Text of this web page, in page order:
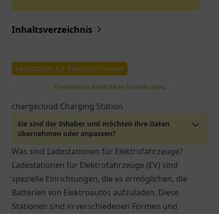
Inhaltsverzeichnis
Ladestation für Elektrofahrzeuge
KI generierter Inhalt (klicke für mehr Infos)
chargecloud Charging Station
Sie sind der Inhaber und möchten ihre Daten
übernehmen oder anpassen?
Was sind Ladestationen für Elektrofahrzeuge?
Ladestationen für Elektrofahrzeuge (EV) sind
spezielle Einrichtungen, die es ermöglichen, die
Batterien von Elektroautos aufzuladen. Diese
Stationen sind in verschiedenen Formen und